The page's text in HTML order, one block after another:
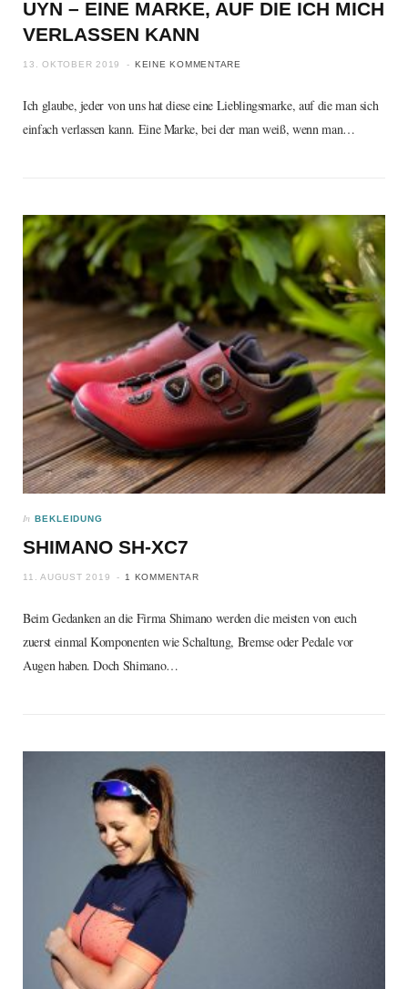
UYN – EINE MARKE, AUF DIE ICH MICH
VERLASSEN KANN
13. OKTOBER 2019 KEINE KOMMENTARE
Ich glaube, jeder von uns hat diese eine Lieblingsmarke, auf die man sich
einfach verlassen kann. Eine Marke, bei der man weiß, wenn man…
In BEKLEIDUNG
SHIMANO SH-XC7
11. AUGUST 2019 1 KOMMENTAR
Beim Gedanken an die Firma Shimano werden die meisten von euch
zuerst einmal Komponenten wie Schaltung, Bremse oder Pedale vor
Augen haben. Doch Shimano…